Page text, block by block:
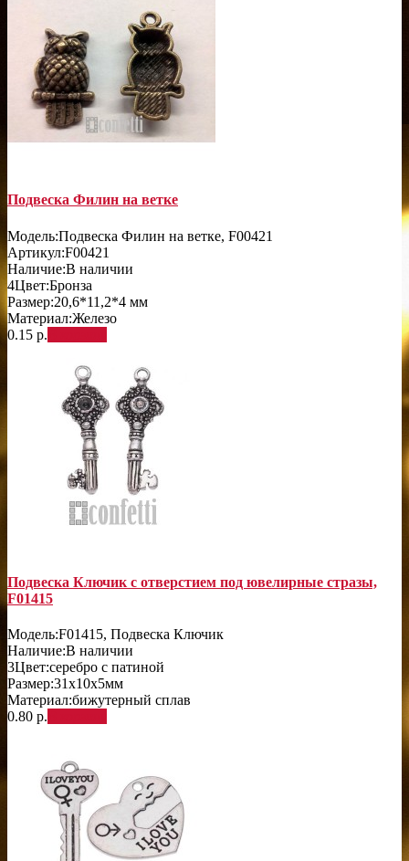
Подвеска Филин на ветке
Модель:Подвеска Филин на ветке, F00421
Артикул:F00421
Наличие:В наличии
4Цвет:Бронза
Размер:20,6*11,2*4 мм
Материал:Железо
0.15 р.
Подвеска Ключик с отверстием под ювелирные стразы,
F01415
Модель:F01415, Подвеска Ключик
Наличие:В наличии
3Цвет:серебро с патиной
Размер:31х10х5мм
Материал:бижутерный сплав
0.80 р.